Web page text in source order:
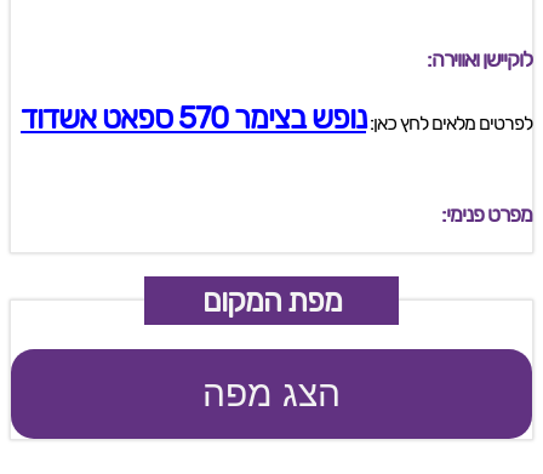
לוקיישן ואווירה:
לפרטים מלאים לחץ כאן:נופש בצימר 570 ספאט אשדוד
מפרט פנימי:
מפת המקום
הצג מפה